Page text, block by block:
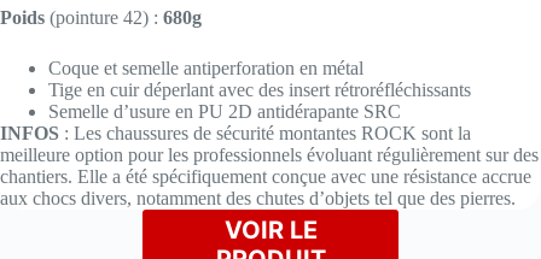
Poids (pointure 42) : 680g
Coque et semelle antiperforation en métal
Tige en cuir déperlant avec des insert rétroréfléchissants
Semelle d’usure en PU 2D antidérapante SRC
INFOS : Les chaussures de sécurité montantes ROCK sont la
meilleure option pour les professionnels évoluant régulièrement sur des
chantiers. Elle a été spécifiquement conçue avec une résistance accrue
aux chocs divers, notamment des chutes d’objets tel que des pierres.
VOIR LE